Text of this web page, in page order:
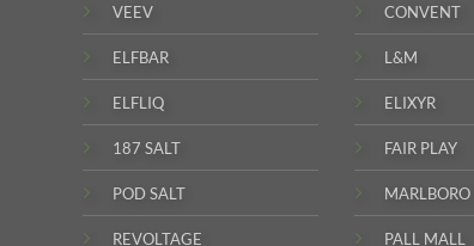
VEEV
ELFBAR
ELFLIQ
187 SALT
POD SALT
REVOLTAGE
CONVENT
L&M
ELIXYR
FAIR PLAY
MARLBORO
PALL MALL